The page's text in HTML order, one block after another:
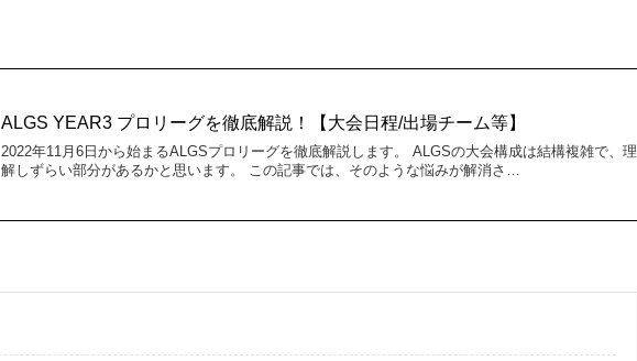
ALGS YEAR3 プロリーグを徹底解説！【大会日程/出場チーム等】
2022年11月6日から始まるALGSプロリーグを徹底解説します。 ALGSの大会構成は結構複雑で、理
解しずらい部分があるかと思います。 この記事では、そのような悩みが解消さ…